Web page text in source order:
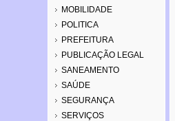
MOBILIDADE
POLITICA
PREFEITURA
PUBLICAÇÃO LEGAL
SANEAMENTO
SAÚDE
SEGURANÇA
SERVIÇOS